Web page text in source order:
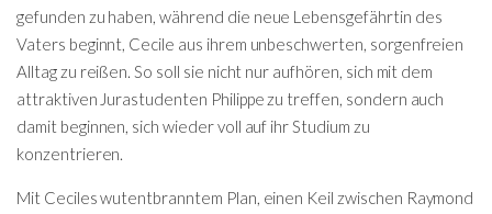
gefunden zu haben, während die neue Lebensgefährtin des
Vaters beginnt, Cecile aus ihrem unbeschwerten, sorgenfreien
Alltag zu reißen. So soll sie nicht nur aufhören, sich mit dem
attraktiven Jurastudenten Philippe zu treffen, sondern auch
damit beginnen, sich wieder voll auf ihr Studium zu
konzentrieren.
Mit Ceciles wutentbranntem Plan, einen Keil zwischen Raymond